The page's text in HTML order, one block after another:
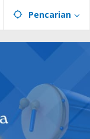
Pencarian